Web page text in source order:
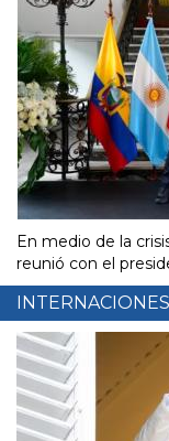
En medio de la
reunió con el
INTERNACIONES